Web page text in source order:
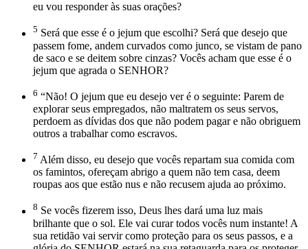
eu vou responder às suas orações?
5 Será que esse é o jejum que escolhi? Será que desejo que
passem fome, andem curvados como junco, se vistam de pano
de saco e se deitem sobre cinzas? Vocês acham que esse é o
jejum que agrada o SENHOR?
6 “Não! O jejum que eu desejo ver é o seguinte: Parem de
explorar seus empregados, não maltratem os seus servos,
perdoem as dívidas dos que não podem pagar e não obriguem
outros a trabalhar como escravos.
7 Além disso, eu desejo que vocês repartam sua comida com
os famintos, ofereçam abrigo a quem não tem casa, deem
roupas aos que estão nus e não recusem ajuda ao próximo.
8 Se vocês fizerem isso, Deus lhes dará uma luz mais
brilhante que o sol. Ele vai curar todos vocês num instante! A
sua retidão vai servir como proteção para os seus passos, e a